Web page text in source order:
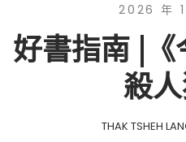
2026 年
好書指南 |
殺人
THAK TSHEH